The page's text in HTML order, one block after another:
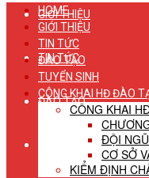
GIỚI THIỆU
TIN TỨC
ĐÀO TẠO
TUYỂN SINH
HOME
GIỚI THIỆU
TIN TỨC
ĐÀO TẠO
TUYỂN SINH
CÔNG KHAI HĐ ĐÀO
CÔNG KHAI
ĐỘI
CƠ SỞ
KIỂM ĐỊNH